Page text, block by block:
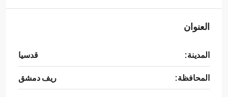
العنوان
المدينة: قدسيا
المحافظة: ريف دمشق